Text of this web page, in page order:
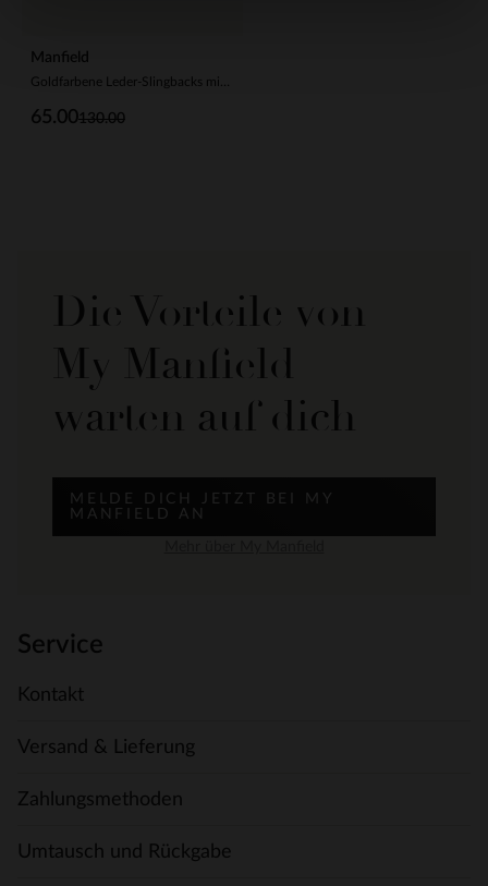
Manfield
130.00
65.00
Die Vorteile von
My Manfield
warten auf dich
MELDE DICH JETZT BEI MY
MANFIELD AN
Service
Kontakt
Versand & Lieferung
Zahlungsmethoden
Umtausch und Rückgabe